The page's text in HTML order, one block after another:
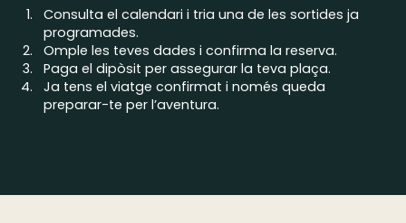
Consulta el calendari i tria una de les sortides ja
programades.
Omple les teves dades i confirma la reserva.
Paga el dipòsit per assegurar la teva plaça.
Ja tens el viatge confirmat i només queda
preparar-te per l’aventura.